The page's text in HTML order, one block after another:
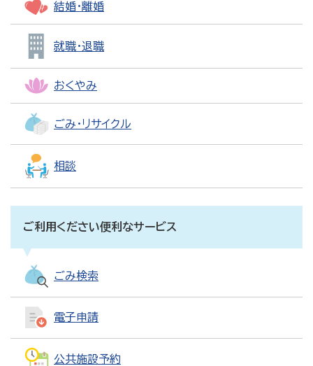
結婚・離婚
就職・退職
おくやみ
ごみ・リサイクル
相談
ご利用ください便利なサービス
ごみ検索
電子申請
公共施設予約